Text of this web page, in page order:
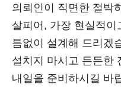
의뢰인이 직면한 절박
살피어, 가장 현실적
틈없이 설계해 드리겠
설치지 마시고 든든한
내일을 준비하시길 바